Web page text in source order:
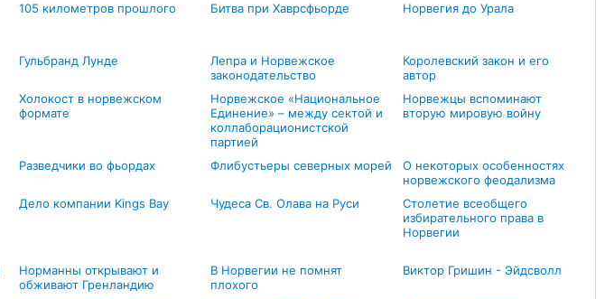
105 километров прошлого Битва при Хаврсфьорде Норвегия до Урала
Гульбранд Лунде
Лепра и Норвежское
законодательство
Королевский закон и его
автор
Холокост в норвежском
формате
Норвежское «Национальное
Единение» – между сектой и
коллаборационистской
партией
Норвежцы вспоминают
вторую мировую войну
Разведчики во фьордах Флибустьеры северных морей
О некоторых особенностях
норвежского феодализма
Дело компании Kings Bay Чудеса Св. Олава на Руси
Столетие всеобщего
избирательного права в
Норвегии
Норманны открывают и
обживают Гренландию
В Норвегии не помнят
плохого
Виктор Гришин - Эйдсволл